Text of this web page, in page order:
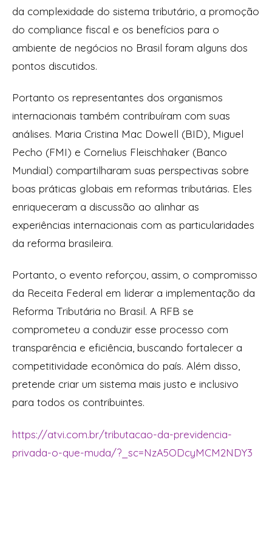
da complexidade do sistema tributário, a promoção
do compliance fiscal e os benefícios para o
ambiente de negócios no Brasil foram alguns dos
pontos discutidos.
Portanto os representantes dos organismos
internacionais também contribuíram com suas
análises. Maria Cristina Mac Dowell (BID), Miguel
Pecho (FMI) e Cornelius Fleischhaker (Banco
Mundial) compartilharam suas perspectivas sobre
boas práticas globais em reformas tributárias. Eles
enriqueceram a discussão ao alinhar as
experiências internacionais com as particularidades
da reforma brasileira.
Portanto, o evento reforçou, assim, o compromisso
da Receita Federal em liderar a implementação da
Reforma Tributária no Brasil. A RFB se
comprometeu a conduzir esse processo com
transparência e eficiência, buscando fortalecer a
competitividade econômica do país. Além disso,
pretende criar um sistema mais justo e inclusivo
para todos os contribuintes.
https://atvi.com.br/tributacao-da-previdencia-
privada-o-que-muda/?_sc=NzA5ODcyMCM2NDY3